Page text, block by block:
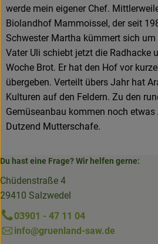
werde mein eigener Chef.
Biolandhof Mammoissel, der seit
Schwester Martha kümmert sich
Vater Uli schiebt jetzt die Radhacke
Woche Brot. Er hat den Hof vor
übergeben. Verteilt übers Jahr hat
Kulturen auf den Feldern. Zu den
Gemüseanbau kommen noch etwas
Dutzend Mutterschafe.
Du hast eine Frage? Wir helfen gerne:
Chüdenstraße 4
29410 Salzwedel
03901 - 47 11 04
info@gruenland-saw.de